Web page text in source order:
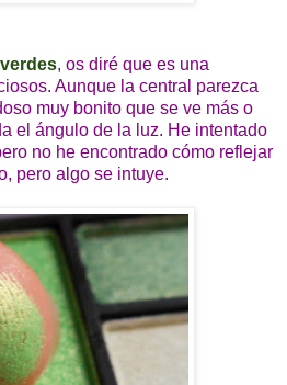
, os diré que es una
Aunque la central parezca
muy bonito que se ve más o
el ángulo de la luz. He intentado
no he encontrado cómo reflejar
pero algo se intuye.